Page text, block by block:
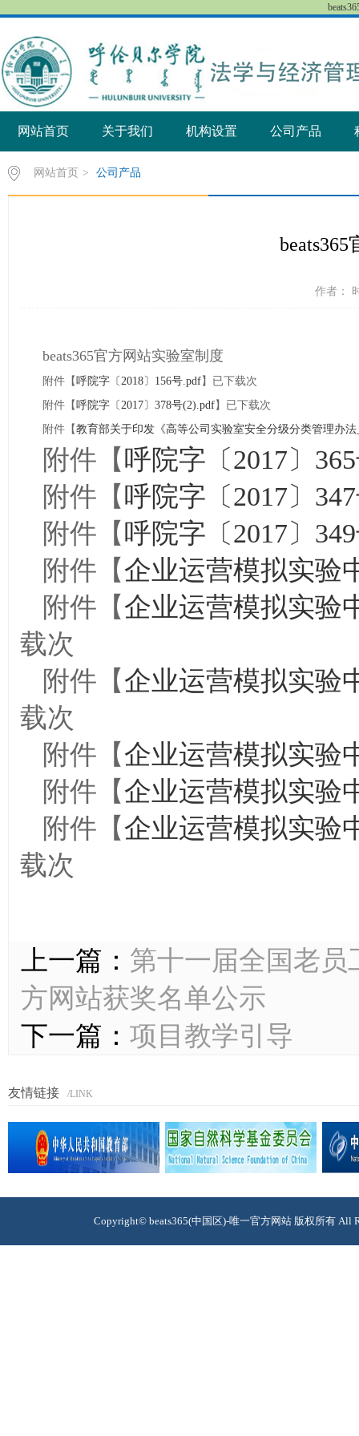
网站首页 关于我们 机构设置 公司产品
网站首页 > 公司产品
作者：
beats365官方网站实验室制度
附件【 呼院字〔2018〕156号.pdf 】已下载次
附件【 呼院字〔2017〕378号(2).pdf 】已下载次
附件【 教育部关于印发《高等公司实验室安全分级分类管理办
附件【呼院字〔2017〕
附件【呼院字〔2017〕
附件【呼院字〔2017〕
附件【企业运营模拟实验
附件【企业运营模拟实验
载次
附件【企业运营模拟实验
载次
附件【企业运营模拟实验
附件【企业运营模拟实验
附件【企业运营模拟实验
载次
上一篇： 第十一届全国老员
方网站获奖名单公示
下一篇： 项目教学引导
友情链接 /LINK
Copyright© beats365(中国区)-唯一官方网站 版权所有